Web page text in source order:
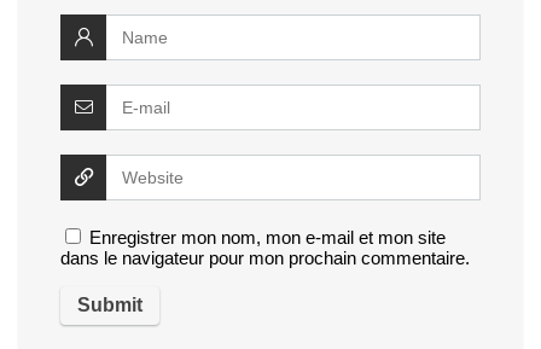
Enregistrer mon nom, mon e-mail et mon site
dans le navigateur pour mon prochain commentaire.